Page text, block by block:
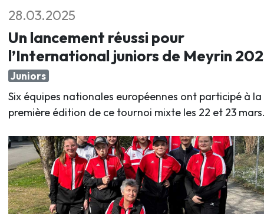
28.03.2025
Un lancement réussi pour
l’International juniors de Meyrin
Juniors
Six équipes nationales européennes ont participé à la
première édition de ce tournoi mixte les 22 et 23